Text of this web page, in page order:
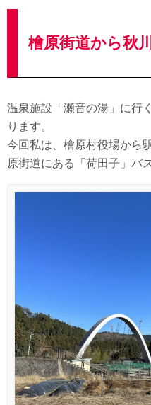
檜原街道から秋
温泉施設「瀬音の湯」に行
ります。
今回私は、檜原村役場から
原街道にある「荷田子」バ